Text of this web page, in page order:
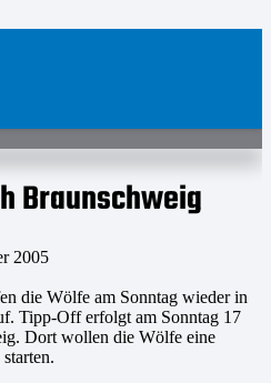
Braunschweig
2005
die Wölfe am Sonntag wieder in
Tipp-Off erfolgt am Sonntag 17
Dort wollen die Wölfe eine